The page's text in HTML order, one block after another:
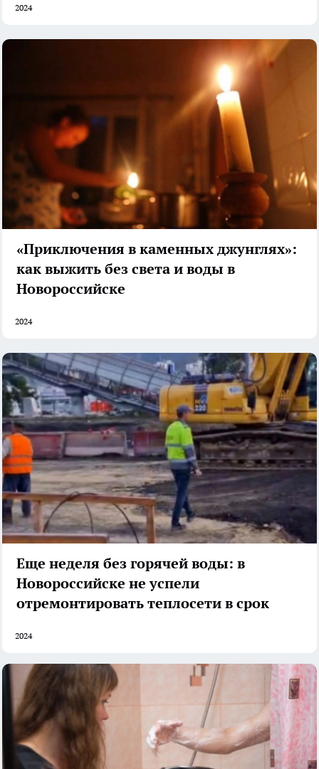
2024
«Приключения в каменных джунглях»:
как выжить без света и воды в
Новороссийске
2024
Еще неделя без горячей воды: в
Новороссийске не успели
отремонтировать теплосети в срок
2024